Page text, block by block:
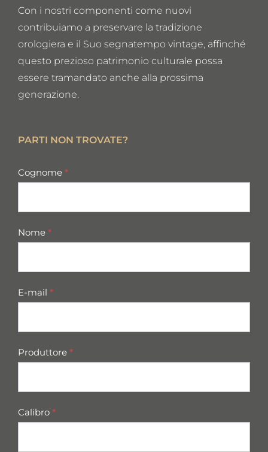
Con i nostri componenti come nuovi
contribuiamo a preservare la tradizione
orologiera e il Suo segnatempo vintage, affinché
questo prezioso patrimonio culturale possa
essere tramandato anche alla prossima
generazione.
PARTI NON TROVATE?
missing
Cognome *
Nome *
E-mail *
Produttore *
Calibro *